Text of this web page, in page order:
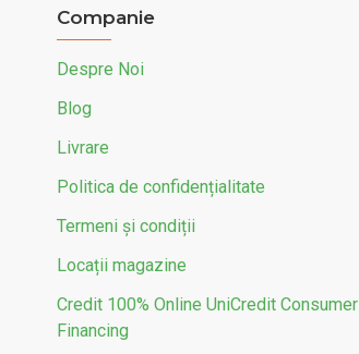
Companie
Despre Noi
Blog
Livrare
Politica de confidențialitate
Termeni și condiții
Locații magazine
Credit 100% Online UniCredit Consumer
Financing